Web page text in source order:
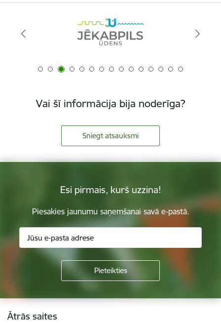
Vai šī informācija bija noderīga?
Sniegt atsauksmi
Esi pirmais, kurš uzzina!
Piesakies jaunumu saņemšanai savā e-pastā.
Kājene
Ātrās saites